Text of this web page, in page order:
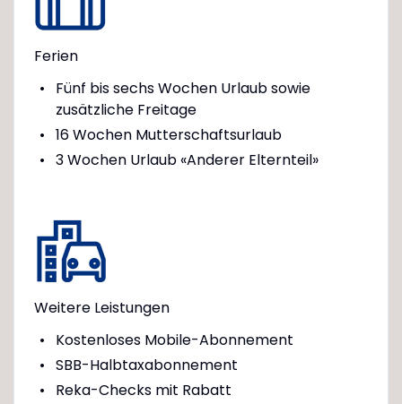
Ferien
Fünf bis sechs Wochen Urlaub sowie
zusätzliche Freitage
16 Wochen Mutterschaftsurlaub
3 Wochen Urlaub «Anderer Elternteil»
Weitere Leistungen
Kostenloses Mobile-Abonnement
SBB-Halbtaxabonnement
Reka-Checks mit Rabatt